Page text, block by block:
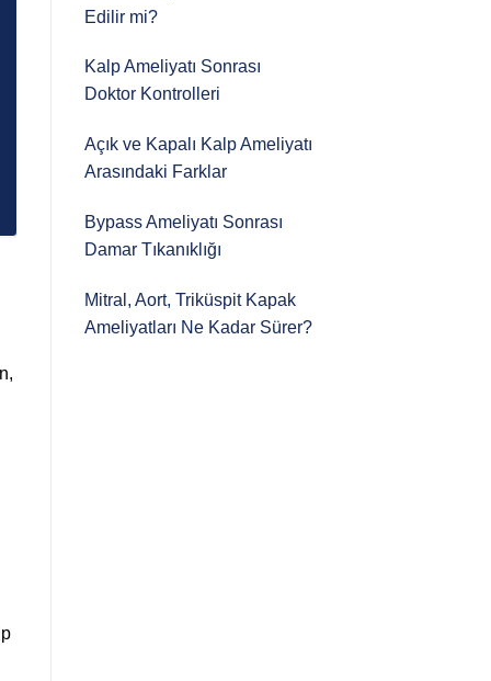
Edilir mi?
Kalp Ameliyatı Sonrası
Doktor Kontrolleri
Açık ve Kapalı Kalp Ameliyatı
Arasındaki Farklar
Bypass Ameliyatı Sonrası
Damar Tıkanıklığı
Mitral, Aort, Triküspit Kapak
Ameliyatları Ne Kadar Sürer?